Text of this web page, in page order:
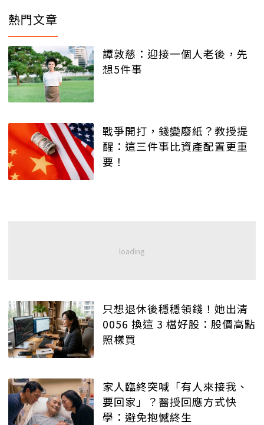
熱門文章
譚敦慈：迎接一個人老後，先
想5件事
戰爭開打，錢變廢紙？教授提
醒：這三件事比資產配置更重
要！
只想退休後穩穩領錢！她出清
0056 換這 3 檔好股：股價高點
照樣買
家人臨終突喊「有人來接我、
要回家」？醫授回應方式快
學：避免抱憾終生